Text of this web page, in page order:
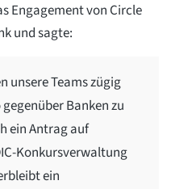
Engagement von Circle
und sagte:
unsere Teams zügig
Banken zu
ein Antrag auf
Konkursverwaltung
ein